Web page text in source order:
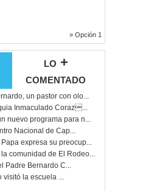
» Opción 1
lo +
comentado
un pastor con olo...
Inmaculado Coraz...
nuevo programa para n...
Nacional de Cap...
expresa su preocup...
comunidad de El Rodeo...
Padre Bernardo C...
visitó la escuela ...